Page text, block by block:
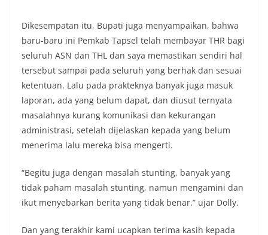
diwarnai dengan berbagai kegiatan dan
keramaian warga.‎‎Dengan adanya deteksi dini ini,
diharapkan potensi gangguan keamanan dapat
diantisipasi sejak awal sehingga situasi di
Kelurahan Sunggal tetap terjaga aman, tertib,
dan kondusif hingga puncak perayaan HUT
Kemerdekaan RI berlangsung.‎‎Wujud Kedekatan
Polri dengan Masyarakat‎Kegiatan sambang Door
to Door System ini merupakan salah satu bentuk
implementasi program Polri Presisi yang
mengedepankan kehadiran dan kedekatan
personel Kepolisian dengan masyarakat. Melalui
hanya berperan sebagai penyampai informasi
dan imbauan, tetapi juga sebagai mitra
masyarakat dalam menjaga keamanan lingkungan
secara bersama-sama.‎‎Kehadiran
Dikesempatan itu, Bupati juga menyampaikan, bahwa
baru-baru ini Pemkab Tapsel telah membayar THR bagi
seluruh ASN dan THL dan saya memastikan sendiri hal
tersebut sampai pada seluruh yang berhak dan sesuai
ketentuan. Lalu pada prakteknya banyak juga masuk
laporan, ada yang belum dapat, dan diusut ternyata
masalahnya kurang komunikasi dan kekurangan
administrasi, setelah dijelaskan kepada yang belum
menerima lalu mereka bisa mengerti.
“Begitu juga dengan masalah stunting, banyak yang
tidak paham masalah stunting, namun mengamini dan
ikut menyebarkan berita yang tidak benar,” ujar Dolly.
Dan yang terakhir kami ucapkan terima kasih kepada